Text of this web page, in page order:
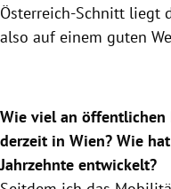
Österreich-Schnitt liegt
also auf einem guten
Wie viel an öffentlichen
derzeit in Wien? Wie
Jahrzehnte entwickelt?